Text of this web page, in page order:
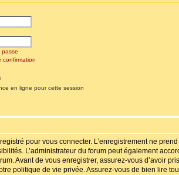
passe
confirmation
en ligne pour cette session
pour vous connecter. L’enregistrement ne
L’administrateur du forum peut également
Avant de vous enregistrer, assurez-vous d’avoir
politique de vie privée. Assurez-vous de bien lire